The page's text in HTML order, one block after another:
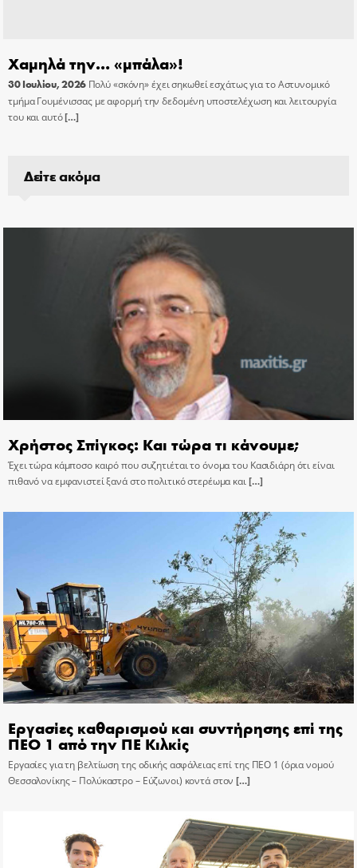
Χαμηλά την… «μπάλα»!
30 Ιουλίου, 2026 Πολύ «σκόνη» έχει σηκωθεί εσχάτως για το Αστυνομικό
τμήμα Γουμένισσας με αφορμή την δεδομένη υποστελέχωση και λειτουργία
του και αυτό[…]
Δείτε ακόμα
Χρήστος Σπίγκος: Και τώρα τι κάνουμε;
Έχει τώρα κάμποσο καιρό που συζητιέται το όνομα του Κασιδιάρη ότι είναι
πιθανό να εμφανιστεί ξανά στο πολιτικό στερέωμα και[…]
Εργασίες καθαρισμού και συντήρησης επί της
ΠΕΟ 1 από την ΠΕ Κιλκίς
Εργασίες για τη βελτίωση της οδικής ασφάλειας επί της ΠΕΟ 1 (όρια νομού
Θεσσαλονίκης – Πολύκαστρο – Εύζωνοι) κοντά στον […]